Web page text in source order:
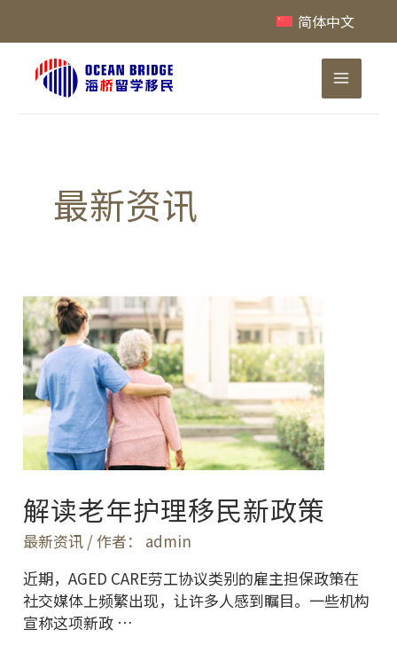
简体中文
Main
Menu
最新资讯
解读老年护理移民新政策
最新资讯 / 作者：
admin
近期，AGED CARE劳工协议类别的雇主担保政策在
社交媒体上频繁出现，让许多人感到瞩目。一些机构
宣称这项新政 …
解
读
老
年
护
理
移
政
策